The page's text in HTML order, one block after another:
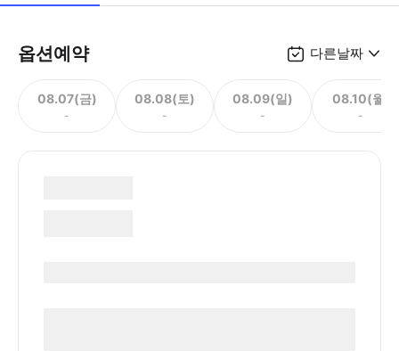
옵션예약 다른날짜
08.07(금)
-
08.08(토)
-
08.09(일)
-
08.10(월)
-